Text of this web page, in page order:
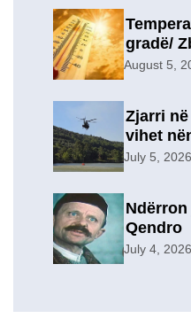
një lidhje
gradë/
e motit,
August 5,
Zjarri
vihet
orësh
July 5, 2026
Qendro
July 4, 2026